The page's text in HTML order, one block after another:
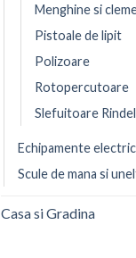
Menghine si
Pistoale de lipit
Polizoare
Rotopercutoare
Slefuitoare
Echipamente
Scule de mana si
Casa si Gradina